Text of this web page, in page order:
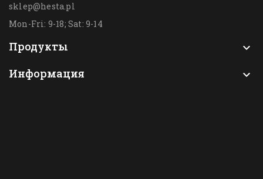
sklep@hesta.pl
Mon-Fri: 9-18; Sat: 9-14
Продукты

Информация
